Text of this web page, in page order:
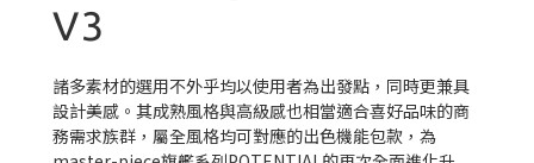
V3
諸多素材的選用不外乎均以使用者為出發點，同時更兼具
設計美感。其成熟風格與高級感也相當適合喜好品味的商
務需求族群，屬全風格均可對應的出色機能包款，為